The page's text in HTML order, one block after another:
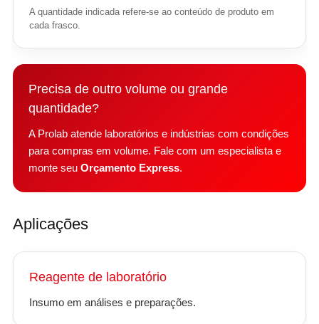
A quantidade indicada refere-se ao conteúdo de produto em
cada frasco.
Precisa de outro volume ou grande
quantidade?
A Prolab atende laboratórios e indústrias com condições
para compras em volume. Fale com um especialista e
monte seu Orçamento Express.
Aplicações
Reagente de laboratório
Insumo em análises e preparações.